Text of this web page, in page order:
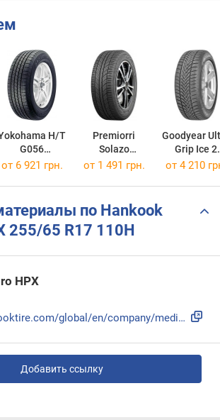
H/T
G056
255/65 R17 114H
Premiorri
Solazo
175/70 R13 82H
Goodyear
Grip Ice 2
215/65 R16
от 6 921 грн. от 1 491 грн. от 4 210
по Hankook
255/65 R17 110H
HPX
https://www.hankooktire.com/global/en/company/media-list/me...
Добавить ссылку